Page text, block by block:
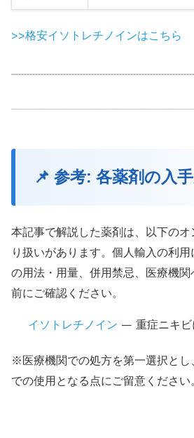
>>格安イソトレチノインはこちら
📌 参考: 各薬剤の入
本記事で解説した薬剤は、以下の
り扱いがあります。個人輸入の利
の用法・用量、併用禁忌、医療機
前にご確認ください。
イソトレチノイン — 重症ニキビ
※医療機関での処方を第一選択とし
での使用となる点にご留意ください